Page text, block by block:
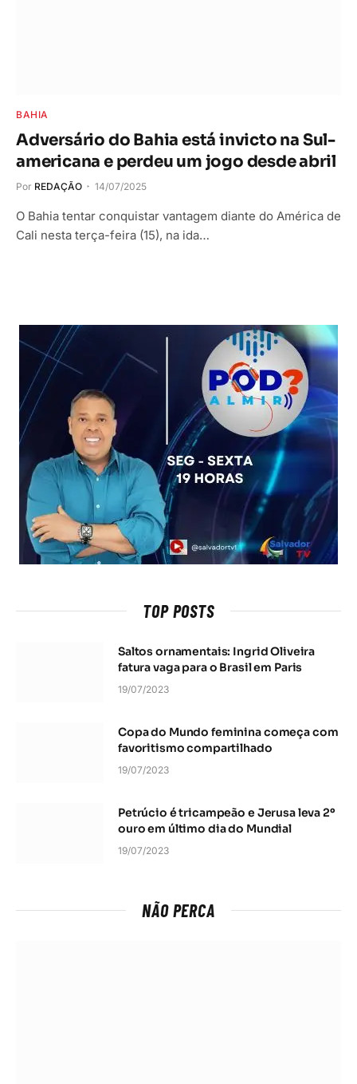
BAHIA
Adversário do Bahia está invicto na Sul-
americana e perdeu um jogo desde abril
Por REDAÇÃO 14/07/2025
O Bahia tentar conquistar vantagem diante do América de
Cali nesta terça-feira (15), na ida…
TOP POSTS
Saltos ornamentais: Ingrid Oliveira
fatura vaga para o Brasil em Paris
19/07/2023
Copa do Mundo feminina começa com
favoritismo compartilhado
19/07/2023
Petrúcio é tricampeão e Jerusa leva 2º
ouro em último dia do Mundial
19/07/2023
NÃO PERCA